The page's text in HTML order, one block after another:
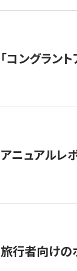
「コングラン
アニュアルレ
旅行者向けの